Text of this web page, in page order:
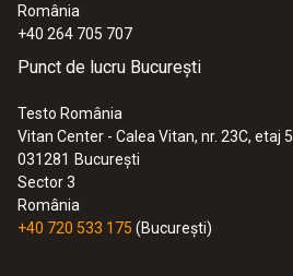
România
+40 264 705 707
Punct de lucru București
Testo România
Vitan Center - Calea Vitan, nr. 23C, etaj 5
031281 București
Sector 3
România
+40 720 533 175 (București)